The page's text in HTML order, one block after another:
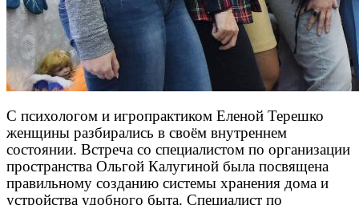
С психологом и игропрактиком Еленой Терешко
женщины разбирались в своём внутреннем
состоянии. Встреча со специалистом по организации
пространства Ольгой Калугиной была посвящена
правильному созданию системы хранения дома и
устройства удобного быта. Специалист по